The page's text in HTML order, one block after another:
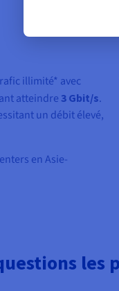
illimité* avec
atteindre 3 Gbit/s.
un débit élevé,
en Asie-